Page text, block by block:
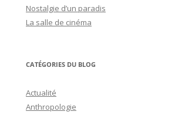
Nostalgie d’un paradis
La salle de cinéma
CATÉGORIES DU BLOG
Actualité
Anthropologie